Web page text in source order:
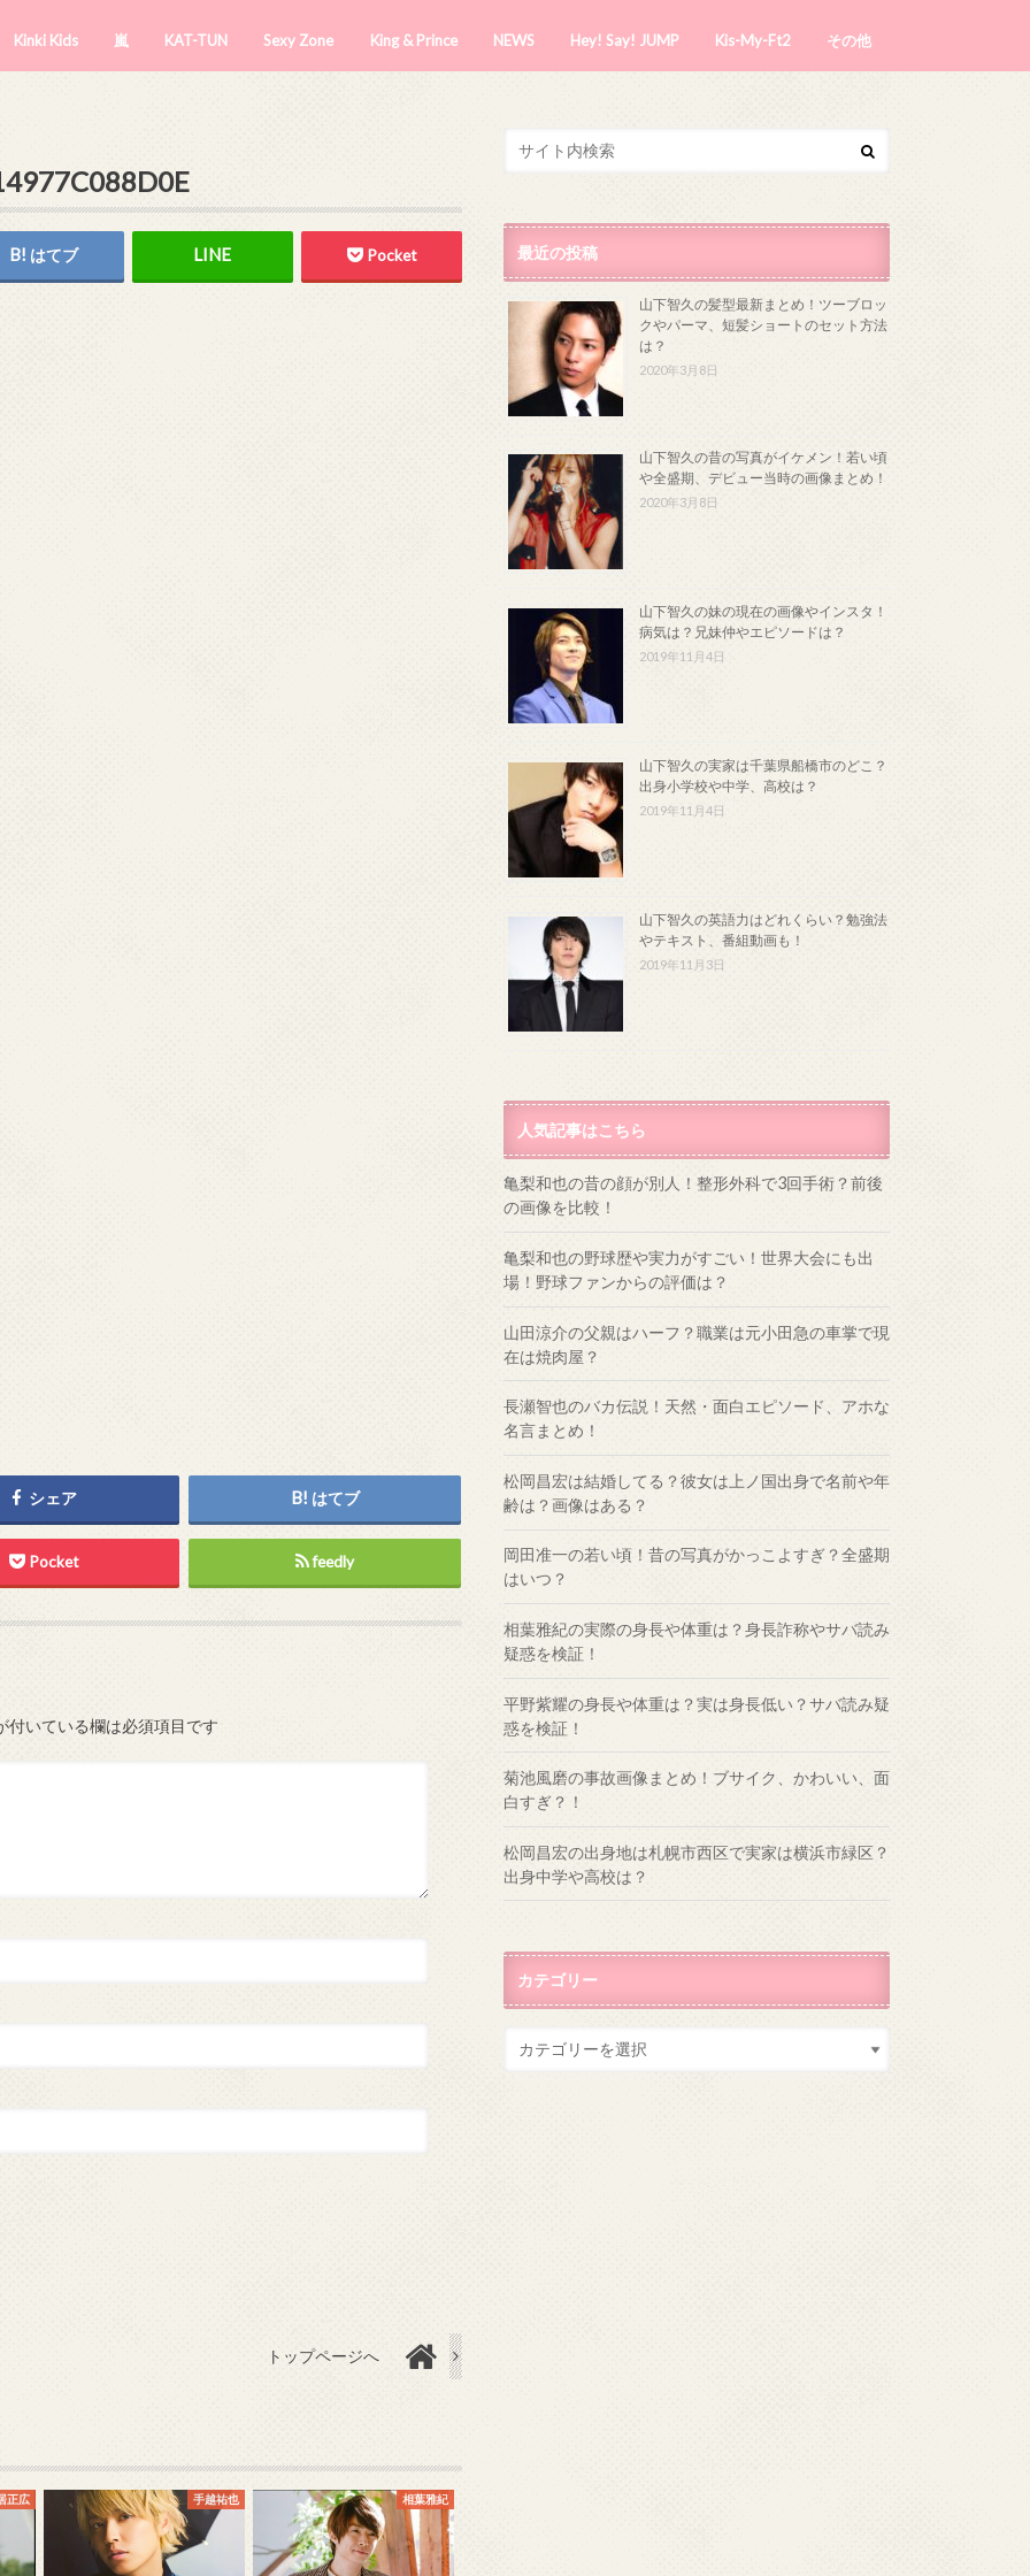
Kinki Kids 嵐 KAT-TUN Sexy Zone King & Prince NEWS Hey! Say! JUMP Kis-My-Ft2 その他
はてブ Pocket
シェア はてブ
Pocket feedly
付いている欄は必須項目です
トップページへ
正広 手越祐也 相葉雅紀
最近の投稿
山下智久の髪型最新まとめ！ツーブロッ
クやパーマ、短髪ショートのセット方法
は？
2020年3月8日
山下智久の昔の写真がイケメン！若い頃
や全盛期、デビュー当時の画像まとめ！
2020年3月8日
山下智久の妹の現在の画像やインスタ！
病気は？兄妹仲やエピソードは？
2019年11月4日
山下智久の実家は千葉県船橋市のどこ？
出身小学校や中学、高校は？
2019年11月4日
山下智久の英語力はどれくらい？勉強法
やテキスト、番組動画も！
2019年11月3日
人気記事はこちら
亀梨和也の昔の顔が別人！整形外科で3回手術？前後
の画像を比較！
亀梨和也の野球歴や実力がすごい！世界大会にも出
場！野球ファンからの評価は？
山田涼介の父親はハーフ？職業は元小田急の車掌で現
在は焼肉屋？
長瀬智也のバカ伝説！天然・面白エピソード、アホな
名言まとめ！
松岡昌宏は結婚してる？彼女は上ノ国出身で名前や年
齢は？画像はある？
岡田准一の若い頃！昔の写真がかっこよすぎ？全盛期
はいつ？
相葉雅紀の実際の身長や体重は？身長詐称やサバ読み
疑惑を検証！
平野紫耀の身長や体重は？実は身長低い？サバ読み疑
惑を検証！
菊池風磨の事故画像まとめ！ブサイク、かわいい、面
白すぎ？！
松岡昌宏の出身地は札幌市西区で実家は横浜市緑区？
出身中学や高校は？
カテゴリー